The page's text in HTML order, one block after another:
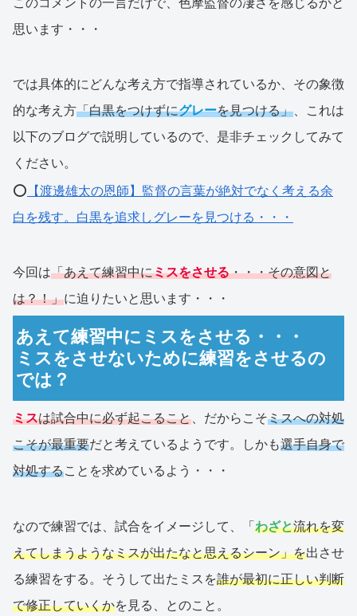
このコメントの一言だけで、色摩監督の凄さを感じるかと
思います・・・
では具体的にどんな考え方で指導されているか、その象徴
的な考え方「白黒をつけずにグレーを見つける」 、これは
以下のブログで説明しているので、是非チェックしてみて
ください。
⭕️ 【渡邊雄太の恩師】監督の言葉が絶対でなく考える余
白を残す。白黒を追求しグレーを見つける・・・
今回は「あえて練習中にミスをさせる・・・その意図と
は？！」に迫りたいと思います・・・
あえて練習中にミスをさせる・・・
ミスをさせないために練習をさせるの
では？
ミスは試合中に必ず起こること 、だからこそミスへの対処
こそが最重要だと考えているようです。しかも選手自身で
対処することを求めているよう・・・
なので練習では、試合をイメージして、「 わざと流れを変
えてしまうようなミスが出たなと思えるシーン」を出させ
る練習をする。そうして出たミスを誰が最初に正しい判断
で修正していくかを見る、とのこと。